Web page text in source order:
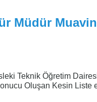
Müdür
Teknik Öğretim
Oluşan Kesin Liste